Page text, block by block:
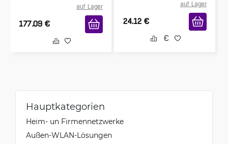
auf Lager
177.09 €
auf Lager
24.12 €
Hauptkategorien
Heim- un Firmennetzwerke
Außen-WLAN-Lösungen